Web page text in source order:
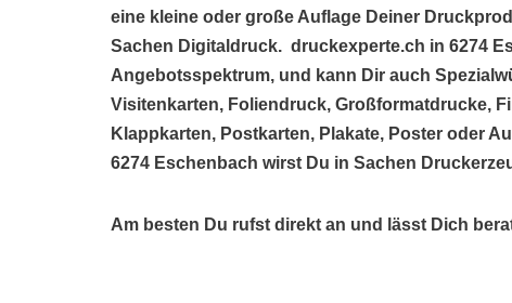
eine kleine oder große Auflage Deiner
Sachen Digitaldruck. druckexperte.ch in 6274
Angebotsspektrum, und kann Dir auch
Visitenkarten, Foliendruck, Großformatdrucke,
Klappkarten, Postkarten, Plakate, Poster oder
6274 Eschenbach wirst Du in Sachen
Am besten Du rufst direkt an und lässt Dich